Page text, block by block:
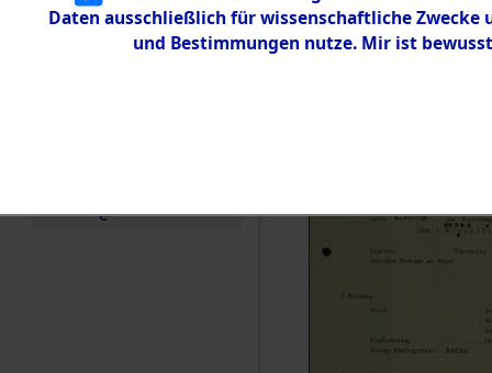
5.3.3
Todesmärsch
e
Daten ausschließlich für wissenschaftliche
und Bestimmungen nutze. Mir ist